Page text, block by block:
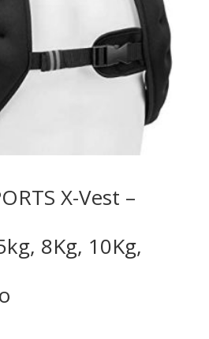
X-Vest –
8Kg, 10Kg,